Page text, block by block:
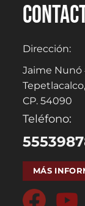
Dirección:
Jaime Nunó
CP. 54090
Teléfono:
MÁS